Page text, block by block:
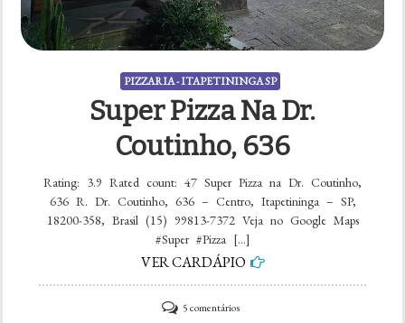
PIZZARIA - ITAPETININGA SP
Super Pizza Na Dr.
Coutinho, 636
Rating: 3.9 Rated count: 47 Super Pizza na Dr. Coutinho,
636 R. Dr. Coutinho, 636 – Centro, Itapetininga – SP,
18200-358, Brasil (15) 99813-7372 Veja no Google Maps
#Super #Pizza […]
VER CARDÁPIO
5 comentáriosem